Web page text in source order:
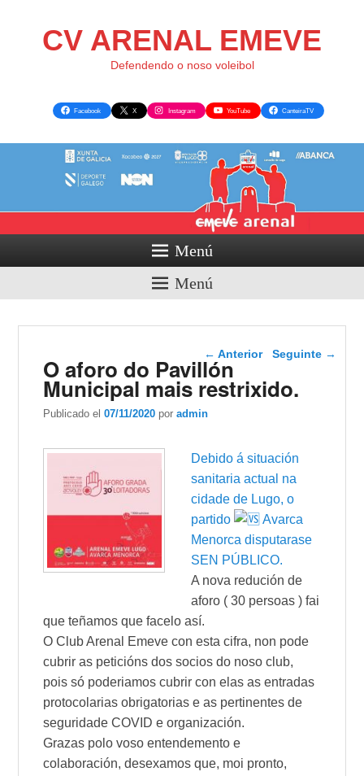
CV ARENAL EMEVE
Defendendo o noso voleibol
Facebook X Instagram YouTube CanteiraTV
Menú
Menú
Navegador de artigos
← Anterior Seguinte →
O aforo do Pavillón
Municipal mais restrixido.
Publicado el07/11/2020 poradmin
Debido á situación
sanitaria actual na
cidade de Lugo, o
partido
Avarca
Menorca disputarase
SEN PÚBLICO.
A nova redución de
aforo ( 30 persoas ) fai
que teñamos que facelo así.
O Club Arenal Emeve con esta cifra, non pode
cubrir as peticións dos socios do noso club,
pois só poderiamos cubrir con elas as entradas
protocolarias obrigatorias e as pertinentes de
seguridade COVID e organización.
Grazas polo voso entendemento e
colaboración, desexamos que, moi pronto,